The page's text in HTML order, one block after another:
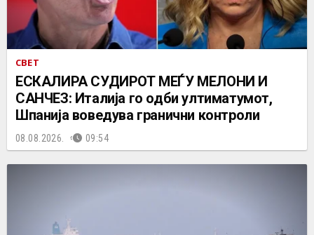
СВЕТ
ЕСКАЛИРА СУДИРОТ МЕЃУ МЕЛОНИ И
САНЧЕЗ: Италија го одби ултиматумот,
Шпанија воведува гранични контроли
08.08.2026. 09:54